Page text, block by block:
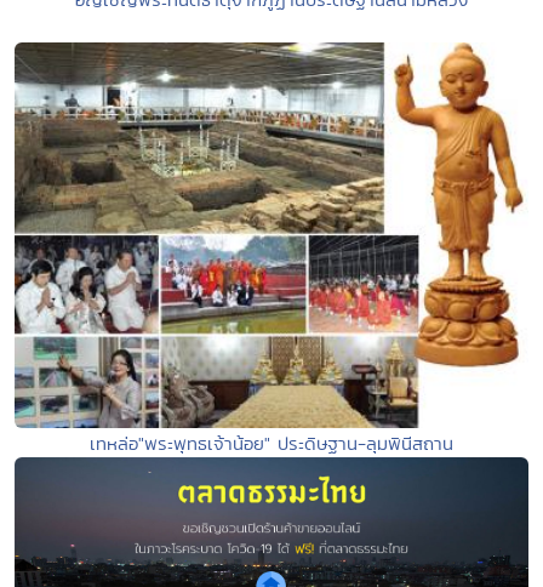
เทหล่อ"พระพุทธเจ้าน้อย" ประดิษฐาน-ลุมพินีสถาน